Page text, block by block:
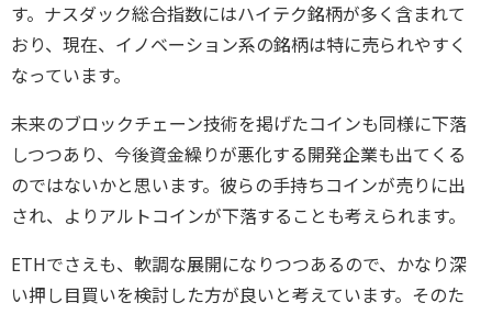
す。ナスダック総合指数にはハイテク銘柄が多く含まれて
おり、現在、イノベーション系の銘柄は特に売られやすく
なっています。
未来のブロックチェーン技術を掲げたコインも同様に下落
しつつあり、今後資金繰りが悪化する開発企業も出てくる
のではないかと思います。彼らの手持ちコインが売りに出
され、よりアルトコインが下落することも考えられます。
ETHでさえも、軟調な展開になりつつあるので、かなり深
い押し目買いを検討した方が良いと考えています。そのた